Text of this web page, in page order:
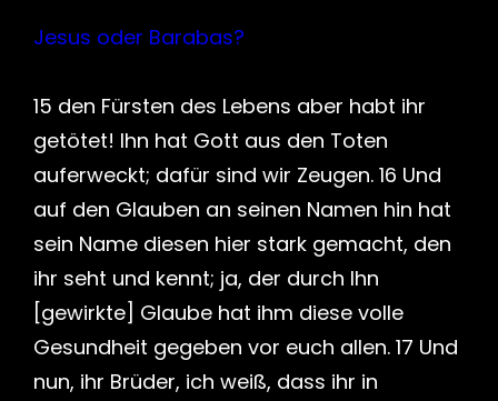
Jesus oder Barabas?
15 den Fürsten des Lebens aber habt ihr
getötet! Ihn hat Gott aus den Toten
auferweckt; dafür sind wir Zeugen. 16 Und
auf den Glauben an seinen Namen hin hat
sein Name diesen hier stark gemacht, den
ihr seht und kennt; ja, der durch Ihn
[gewirkte] Glaube hat ihm diese volle
Gesundheit gegeben vor euch allen. 17 Und
nun, ihr Brüder, ich weiß, dass ihr in